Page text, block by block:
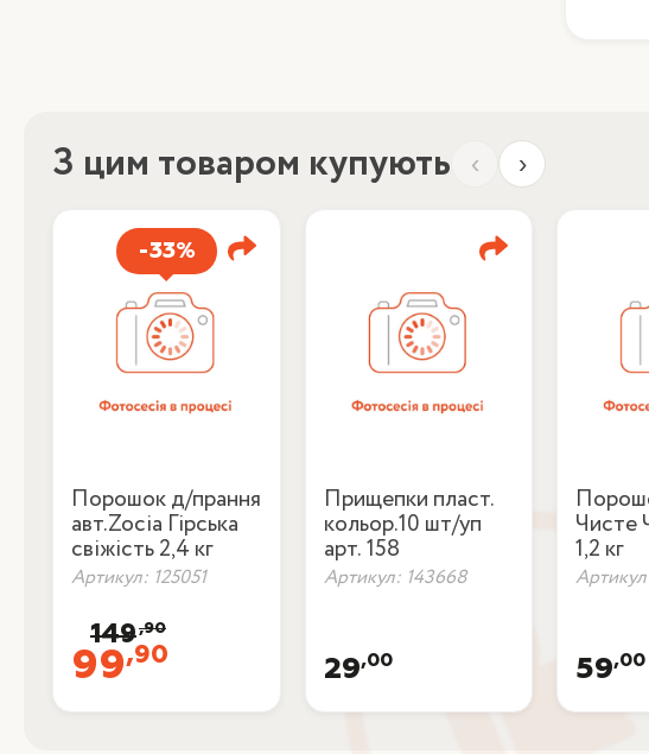
З цим товаром купують ‹ ›
-33%
Порошок д/прання
авт.Zocia Гірська
свіжість 2,4 кг
Артикул: 125051
99,90
149,90
Прищепки пласт.
кольор.10 шт/уп
арт. 158
Артикул: 143668
29,00
Чисте
1,2 кг
59,00